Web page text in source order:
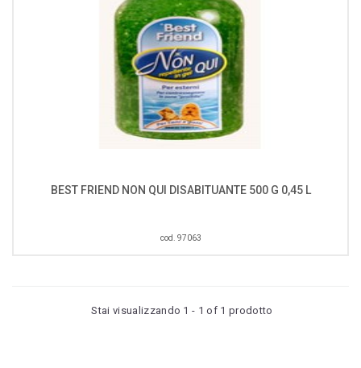
BEST FRIEND NON QUI DISABITUANTE 500 G 0,45 L
cod. 97063
Stai visualizzando 1 - 1 of 1 prodotto